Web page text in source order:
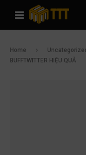
Home
BUFFTWITTER HIỆU QUẢ